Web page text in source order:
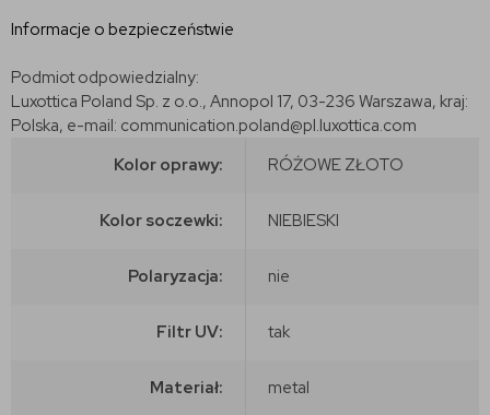
Informacje o bezpieczeństwie
Podmiot odpowiedzialny:
Luxottica Poland Sp. z o.o., Annopol 17, 03-236 Warszawa, kraj:
Polska, e-mail: communication.poland@pl.luxottica.com
Kolor oprawy:
RÓŻOWE ZŁOTO
Kolor soczewki: NIEBIESKI
Polaryzacja: nie
Filtr UV: tak
Materiał: metal